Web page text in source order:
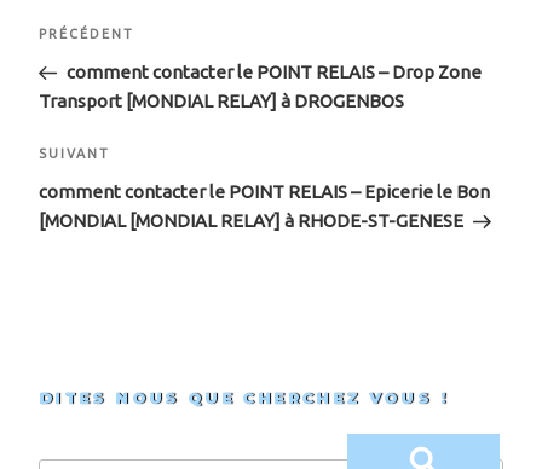
Navigation
de
l’article
Article
précédent
PRÉCÉDENT
comment contacter le POINT RELAIS – Drop Zone
Transport [MONDIAL RELAY] à DROGENBOS
Article
suivant
SUIVANT
comment contacter le POINT RELAIS – Epicerie le Bon
[MONDIAL [MONDIAL RELAY] à RHODE-ST-GENESE
DITES NOUS QUE CHERCHEZ VOUS !
Recherche